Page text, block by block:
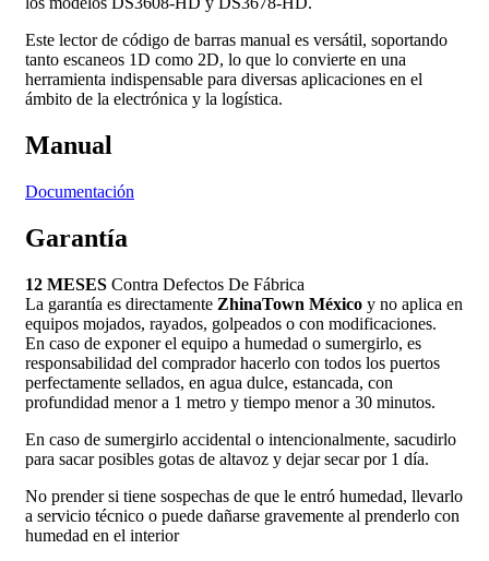
Este lector de código de barras manual es versátil, soportando
tanto escaneos 1D como 2D, lo que lo convierte en una
herramienta indispensable para diversas aplicaciones en el
ámbito de la electrónica y la logística.
Manual
Documentación
Garantía
12 MESES Contra Defectos De Fábrica
La garantía es directamente ZhinaTown México y no aplica en
equipos mojados, rayados, golpeados o con modificaciones.
En caso de exponer el equipo a humedad o sumergirlo, es
responsabilidad del comprador hacerlo con todos los puertos
perfectamente sellados, en agua dulce, estancada, con
profundidad menor a 1 metro y tiempo menor a 30 minutos.
En caso de sumergirlo accidental o intencionalmente, sacudirlo
para sacar posibles gotas de altavoz y dejar secar por 1 día.
No prender si tiene sospechas de que le entró humedad, llevarlo
a servicio técnico o puede dañarse gravemente al prenderlo con
humedad en el interior